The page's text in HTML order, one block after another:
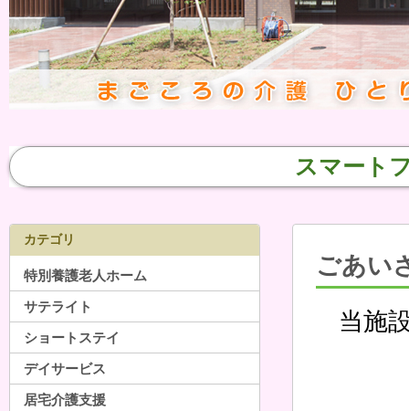
スマート
ごあい
当施
カテゴリ
特別養護老人ホーム
サテライト
ショートステイ
デイサービス
居宅介護支援